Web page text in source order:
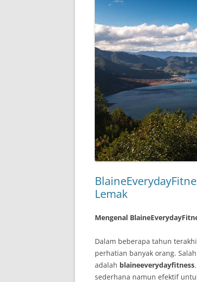
Lemak
Mengenal
Dalam beberapa tahun
perhatian banyak orang.
adalah blaineeverydayfitness
sederhana namun efektif